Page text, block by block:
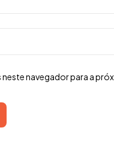
navegador para a